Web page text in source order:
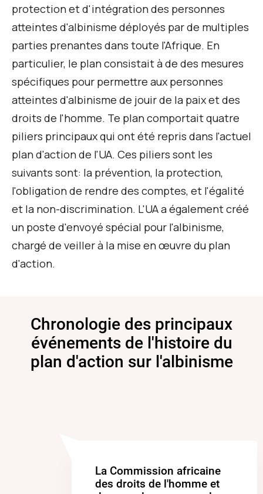
protection et d'intégration des personnes
atteintes d'albinisme déployés par de multiples
parties prenantes dans toute l'Afrique. En
particulier, le plan consistait àde des mesures
spécifiques pour permettre aux personnes
atteintes d'albinisme de jouir de la paix et des
droits de l'homme. Te plan comportait quatre
piliers principaux qui ont été repris dans l'actuel
plan d'action de l'UA. Ces piliers sont les
suivants sont: la prévention, la protection,
l'obligation de rendre des comptes, et l'égalité
et la non-discrimination. L'UA a également créé
un poste d'envoyé spécial pour l'albinisme,
chargé de veiller à la mise en œuvre du plan
d'action.
Chronologie des principaux
événements de l'histoire du
plan d'action sur l'albinisme
La Commission africaine
des droits de l'homme et